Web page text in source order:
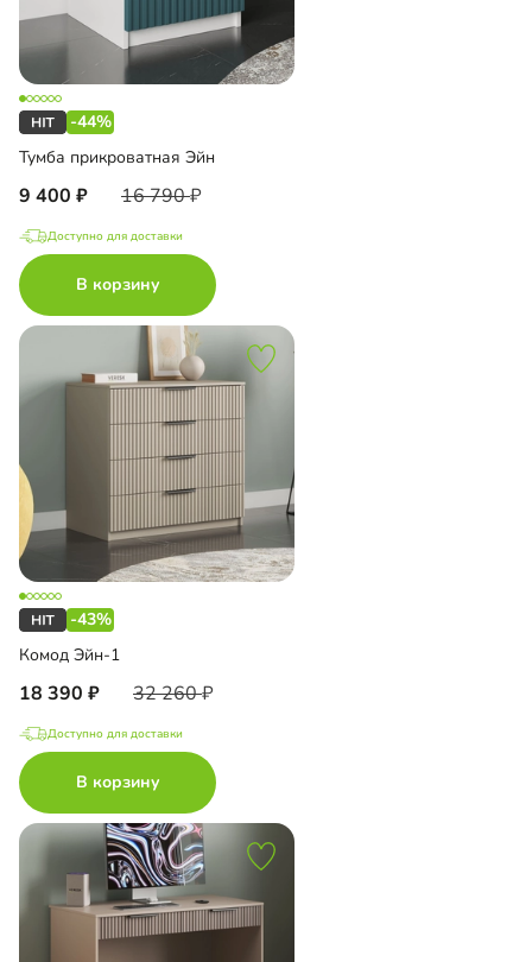
-44%
Тумба прикроватная Эйн
9 400 16 790
Доступно для доставки
В корзину
-43%
Комод Эйн-1
18 390 32 260
Доступно для доставки
В корзину